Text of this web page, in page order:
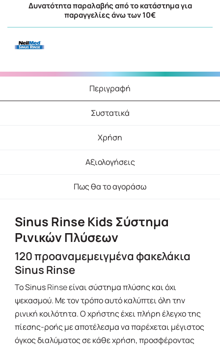
Δυνατότητα παραλαβής από το κατάστημα για
παραγγελίες άνω των 10€
Περιγραφή
Συστατικά
Χρήση
Αξιολογήσεις
Πως θα το αγοράσω
Sinus Rinse Kids Σύστημα
Ρινικών Πλύσεων
120 προαναμεμειγμένα φακελάκια
Sinus Rinse
Το SinusRinseείναι σύστημα πλύσης και όχι
ψεκασμού. Mε τον τρόπο αυτό καλύπτει όλη την
ρινική κοιλότητα. Ο χρήστης έχει πλήρη έλεγχο της
πίεσης-ροής με αποτέλεσμα να παρέχεται μέγιστος
όγκος διαλύματος σε κάθε χρήση, προσφέροντας